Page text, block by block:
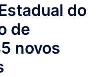
do
de
novos